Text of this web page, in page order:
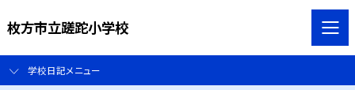
枚方市立蹉跎小学校
学校日記メニュー